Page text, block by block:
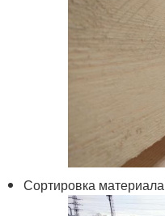
Сортировка материала